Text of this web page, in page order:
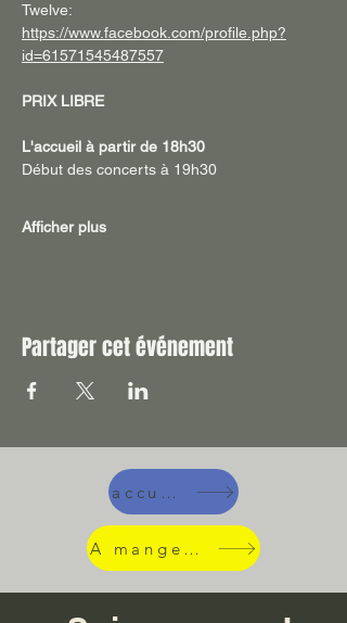
Twelve:
https://www.facebook.com/profile.php?
id=61571545487557
PRIX LIBRE
L'accueil à partir de 18h30
Début des concerts à 19h30
Afficher plus
Partager cet événement
accueil
A manger !